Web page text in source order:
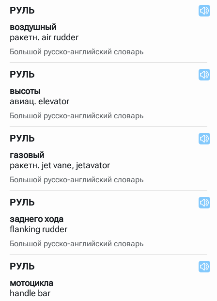
РУЛЬ
воздушный
ракетн. air rudder
Большой русско-английский словарь
РУЛЬ
высоты
авиац. elevator
Большой русско-английский словарь
РУЛЬ
газовый
ракетн. jet vane, jetavator
Большой русско-английский словарь
РУЛЬ
заднего хода
flanking rudder
Большой русско-английский словарь
РУЛЬ
мотоцикла
handle bar